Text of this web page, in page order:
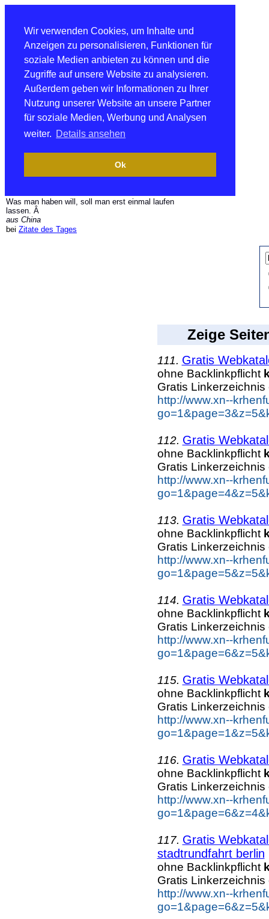
Wir verwenden Cookies, um Inhalte und
Anzeigen zu personalisieren, Funktionen für
soziale Medien anbieten zu können und die
Zugriffe auf unsere Website zu analysieren.
Außerdem geben wir Informationen zu Ihrer
Nutzung unserer Website an unsere Partner
für soziale Medien, Werbung und Analysen
weiter. Details ansehen
Ok
Was man haben will, soll man erst einmal laufen
lassen. Â
aus China
bei Zitate des Tages
Zeige
111. Gratis
ohne Backlinkpflicht
Gratis Linkerzeichnis
http://www.xn--
112. Gratis
ohne Backlinkpflicht
Gratis Linkerzeichnis
http://www.xn--
113. Gratis
ohne Backlinkpflicht
Gratis Linkerzeichnis
http://www.xn--
114. Gratis
ohne Backlinkpflicht
Gratis Linkerzeichnis
http://www.xn--
115. Gratis
ohne Backlinkpflicht
Gratis Linkerzeichnis
http://www.xn--
116. Gratis
ohne Backlinkpflicht
Gratis Linkerzeichnis
http://www.xn--
117. Gratis
stadtrundfahrt berlin
ohne Backlinkpflicht
Gratis Linkerzeichnis
http://www.xn--